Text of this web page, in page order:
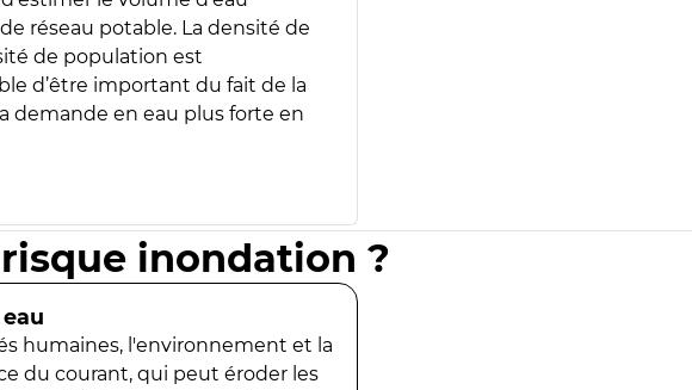
réseau potable. La densité de
de population est
d’être important du fait de la
demande en eau plus forte en
inondation ?
humaines, l'environnement et la
du courant, qui peut éroder les